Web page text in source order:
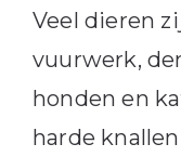
Veel dieren
vuurwerk,
honden en
harde